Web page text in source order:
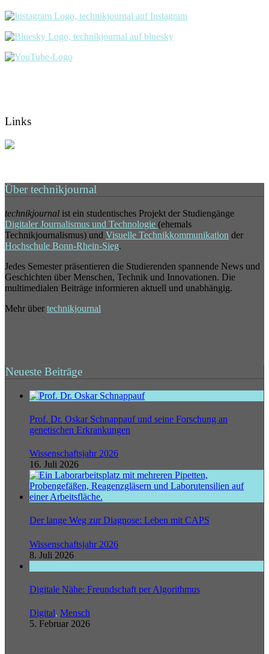
Links
Über technikjournal
technikjournal ist ein studentisches Projekt der Studiengänge
Digitaler Journalismus und Technologie (ehemals
Technikjournalismus) und Visuelle Technikkommunikation der
Hochschule Bonn-Rhein-Sieg.
Jedes Semester präsentieren die Studierenden spannende News und
Geschichten über Menschen, Technik und Innovationen. Die
multimedialen Beiträge informieren aktuell und unabhängig.
Mehr über technikjournal
Neueste Beiträge
Prof. Dr. Oskar Schnappauf und seine Forschung an
genetischen Erkrankungen
Wissenschaftsjahr 2026
16. Juli 2026
Der lange Weg zur Diagnose: Leben mit CAPS
Wissenschaftsjahr 2026
8. Juli 2026
Digitale Nähe: Freundschaft per Algorithmus
Digital, Mensch
5. Februar 2026